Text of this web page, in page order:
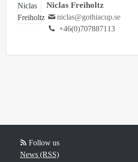
Niclas Freiholtz
niclas@gothiacup.se
+46(0)707887113
Follow us
News (RSS)